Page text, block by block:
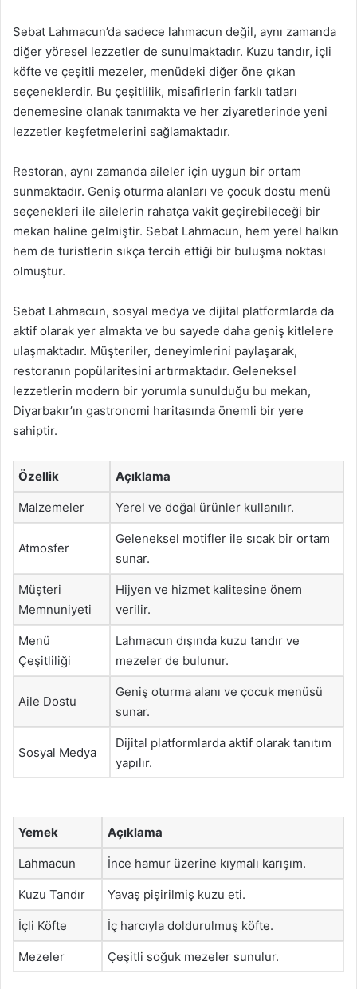
Sebat Lahmacun’da sadece lahmacun değil, aynı zamanda
diğer yöresel lezzetler de sunulmaktadır. Kuzu tandır, içli
köfte ve çeşitli mezeler, menüdeki diğer öne çıkan
seçeneklerdir. Bu çeşitlilik, misafirlerin farklı tatları
denemesine olanak tanımakta ve her ziyaretlerinde yeni
lezzetler keşfetmelerini sağlamaktadır.
Restoran, aynı zamanda aileler için uygun bir ortam
sunmaktadır. Geniş oturma alanları ve çocuk dostu menü
seçenekleri ile ailelerin rahatça vakit geçirebileceği bir
mekan haline gelmiştir. Sebat Lahmacun, hem yerel halkın
hem de turistlerin sıkça tercih ettiği bir buluşma noktası
olmuştur.
Sebat Lahmacun, sosyal medya ve dijital platformlarda da
aktif olarak yer almakta ve bu sayede daha geniş kitlelere
ulaşmaktadır. Müşteriler, deneyimlerini paylaşarak,
restoranın popülaritesini artırmaktadır. Geleneksel
lezzetlerin modern bir yorumla sunulduğu bu mekan,
Diyarbakır’ın gastronomi haritasında önemli bir yere
sahiptir.
Özellik Açıklama
Malzemeler Yerel ve doğal ürünler kullanılır.
Atmosfer
Geleneksel motifler ile sıcak bir ortam
sunar.
Müşteri
Memnuniyeti
Hijyen ve hizmet kalitesine önem
verilir.
Menü
Çeşitliliği
Lahmacun dışında kuzu tandır ve
mezeler de bulunur.
Aile Dostu
Geniş oturma alanı ve çocuk menüsü
sunar.
Sosyal Medya
Dijital platformlarda aktif olarak tanıtım
yapılır.
Yemek Açıklama
Lahmacun İnce hamur üzerine kıymalı karışım.
Kuzu Tandır Yavaş pişirilmiş kuzu eti.
İçli Köfte İç harcıyla doldurulmuş köfte.
Mezeler Çeşitli soğuk mezeler sunulur.